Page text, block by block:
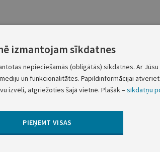
katrā funkcionālajā zonā
izmantojam sīkdatnes
nepieciešamās (obligātās) sīkdatnes. Ar
un funkcionalitātes. Papildinformācijai
izvēli, atgriežoties šajā vietnē. Plašāk –sīkdatņu
PIEŅEMT VISAS